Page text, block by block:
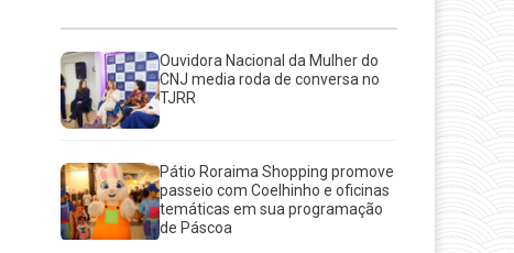
Ouvidora Nacional da Mulher do
CNJ media roda de conversa no
TJRR
Pátio Roraima Shopping promove
passeio com Coelhinho e oficinas
temáticas em sua programação
de Páscoa